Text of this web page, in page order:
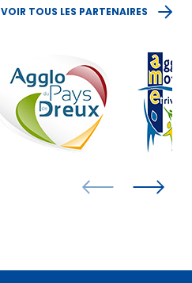
VOIR TOUS LES PARTENAIRES